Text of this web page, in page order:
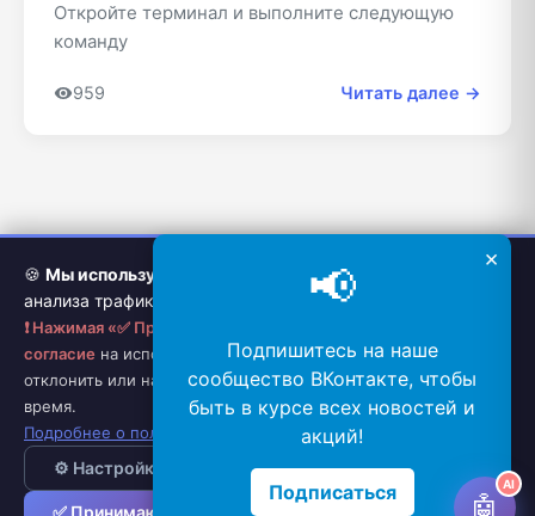
Откройте терминал и выполните следующую
команду
959 Читать далее →
© 2023-2026. Все права защищены.
Услуги
конфиденциальности
Связаться: admin@yemorkovin.ru
🤖
AI
🍪 Мы используем cookie
для улучшения работы сайта,
анализа трафика и персонализации контента.
❗ Нажимая «✅ Принимаю», вы даете АКТИВНОЕ и ЯВНОЕ
согласие на использование всех видов cookie. Вы можете
отклонить или настроить использование cookie в любое
время.
Подробнее о политике обработки данных
⚙️ Настройки ❌ Отклонить
✅ Принимаю
×
📢
Подпишитесь на наше
сообщество ВКонтакте, чтобы
быть в курсе всех новостей и
акций!
Подписаться